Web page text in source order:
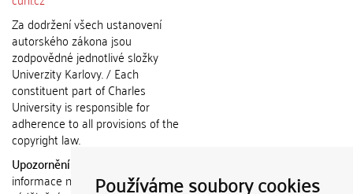
Používáme soubory cookies
Za dodržení všech ustanovení
autorského zákona jsou
zodpovědné jednotlivé složky
Univerzity Karlovy. / Each
constituent part of Charles
University is responsible for
adherence to all provisions of the
copyright law.
Upozornění / Notice:
informace nemohou být použity k